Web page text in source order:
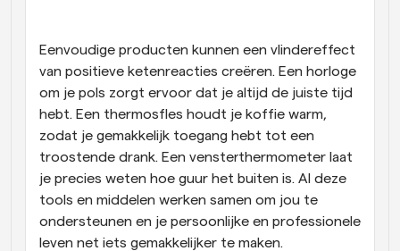
Supercharged planning met AI-gestuurde
oproepen
Automatiseer planning en herinneringen
Blog
Blijf op de hoogte van het laatste nieuws en updates
Instant Vergaderingen
Ontmoet cliënten binnen enkele minuten
Dynamische Groep Links
Boek naadloos vergaderingen met meerdere mensen
Eenvoudige producten kunnen een vlindereffect
van positieve ketenreacties creëren. Een horloge
om je pols zorgt ervoor dat je altijd de juiste tijd
hebt. Een thermosfles houdt je koffie warm,
zodat je gemakkelijk toegang hebt tot een
troostende drank. Een vensterthermometer laat
je precies weten hoe guur het buiten is. Al deze
tools en middelen werken samen om jou te
ondersteunen en je persoonlijke en professionele
leven net iets gemakkelijker te maken.